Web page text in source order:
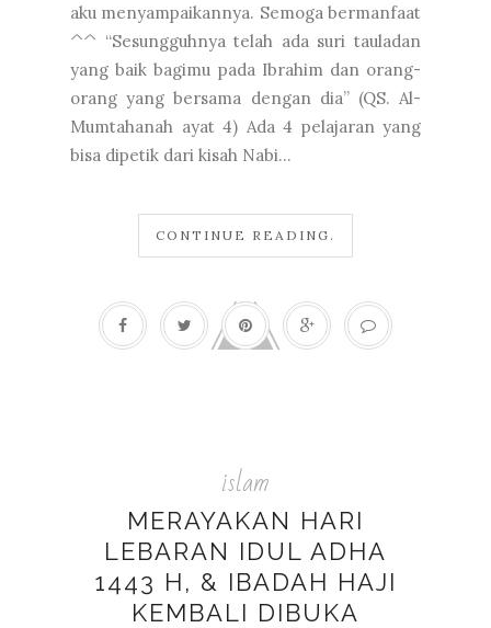
aku menyampaikannya. Semoga bermanfaat
^^ “Sesungguhnya telah ada suri tauladan
yang baik bagimu pada Ibrahim dan orang-
orang yang bersama dengan dia” (QS. Al-
Mumtahanah ayat 4) Ada 4 pelajaran yang
bisa dipetik dari kisah Nabi...
CONTINUE READING.
islam
MERAYAKAN HARI
LEBARAN IDUL ADHA
1443 H, & IBADAH HAJI
KEMBALI DIBUKA